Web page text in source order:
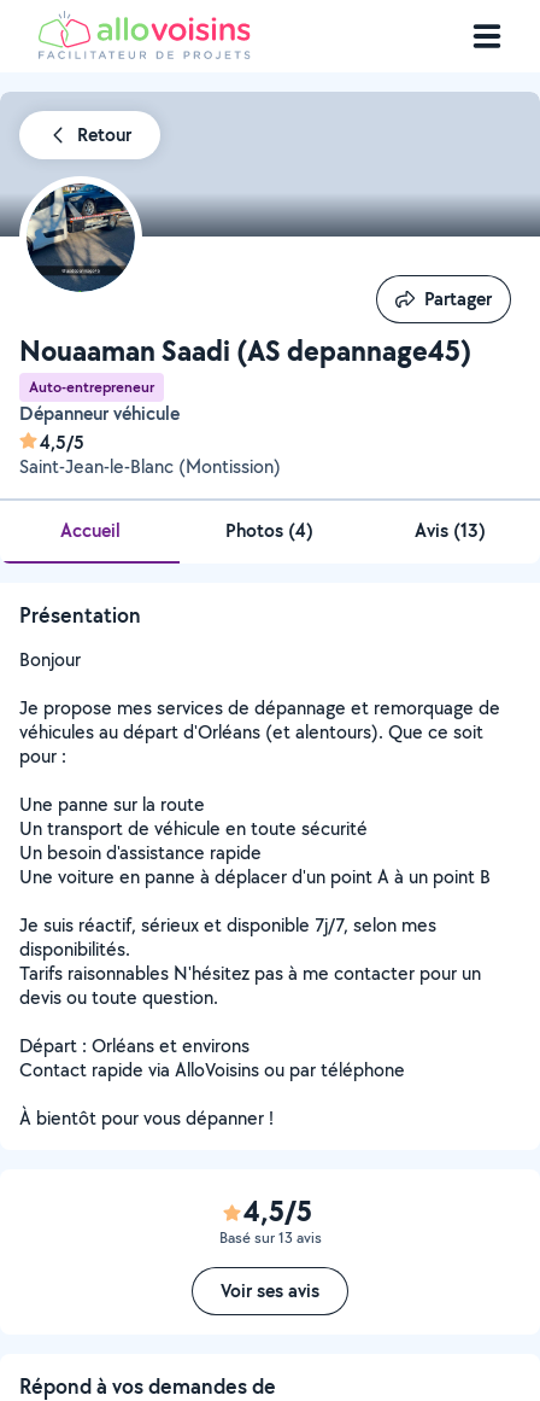
Retour
Nouaaman Saadi (AS depannage45)
Auto-entrepreneur
Dépanneur véhicule
4,5/5
Saint-Jean-le-Blanc (Montission)
Partager
Partager
Accueil Photos (4) Avis (13)
Présentation
Bonjour
Je propose mes services de dépannage et remorquage de
véhicules au départ d'Orléans (et alentours). Que ce soit
pour :
Une panne sur la route
Un transport de véhicule en toute sécurité
Un besoin d'assistance rapide
Une voiture en panne à déplacer d'un point A à un point B
Je suis réactif, sérieux et disponible 7j/7, selon mes
disponibilités.
Tarifs raisonnables N'hésitez pas à me contacter pour un
devis ou toute question.
Départ : Orléans et environs
Contact rapide via AlloVoisins ou par téléphone
À bientôt pour vous dépanner !
4,5/5
Basé sur 13 avis
Voir ses avis
Répond à vos demandes de